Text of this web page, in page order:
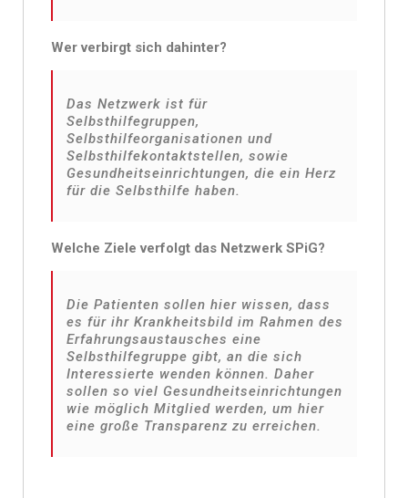
Wer verbirgt sich dahinter?
Das Netzwerk ist für
Selbsthilfegruppen,
Selbsthilfeorganisationen und
Selbsthilfekontaktstellen, sowie
Gesundheitseinrichtungen, die ein Herz
für die Selbsthilfe haben.
Welche Ziele verfolgt das Netzwerk SPiG?
Die Patienten sollen hier wissen, dass
es für ihr Krankheitsbild im Rahmen des
Erfahrungsaustausches eine
Selbsthilfegruppe gibt, an die sich
Interessierte wenden können. Daher
sollen so viel Gesundheitseinrichtungen
wie möglich Mitglied werden, um hier
eine große Transparenz zu erreichen.